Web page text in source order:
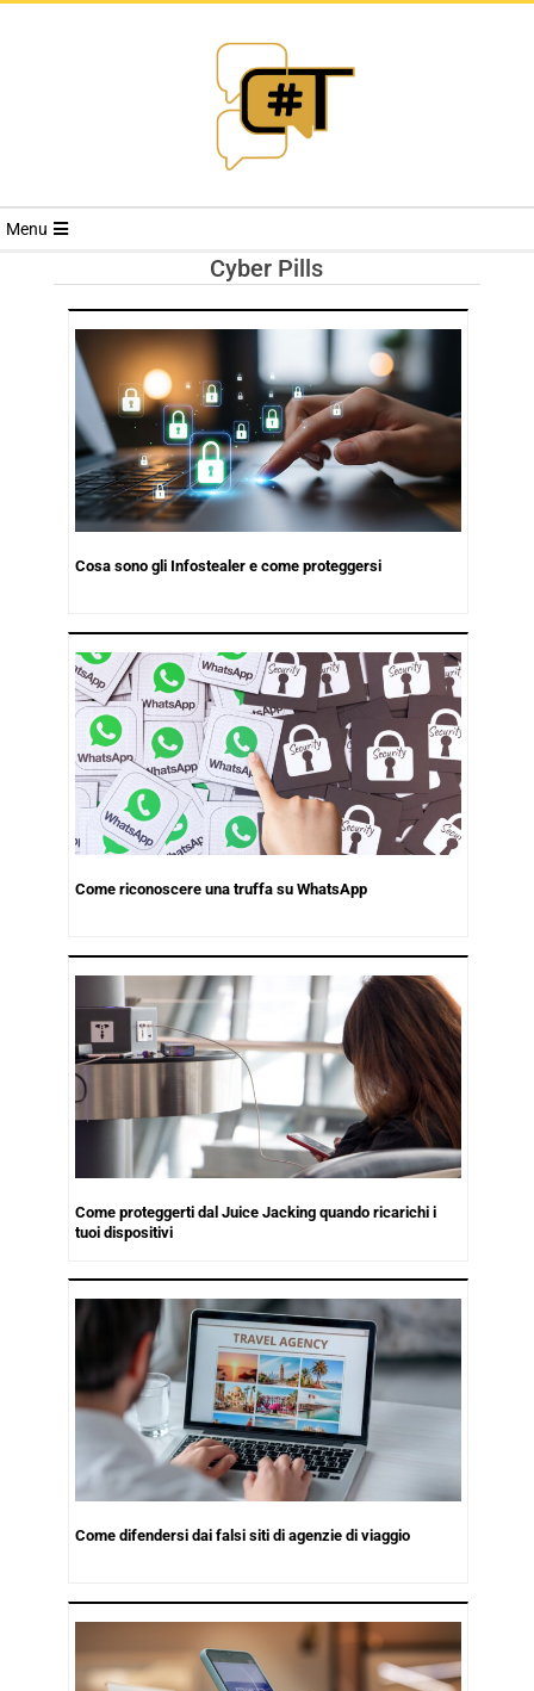
RIVISTA
TRENDS
Menu
Cyber Pills
Cosa sono gli Infostealer e come proteggersi
Come riconoscere una truffa su WhatsApp
Come proteggerti dal Juice Jacking quando ricarichi i
tuoi dispositivi
Come difendersi dai falsi siti di agenzie di viaggio